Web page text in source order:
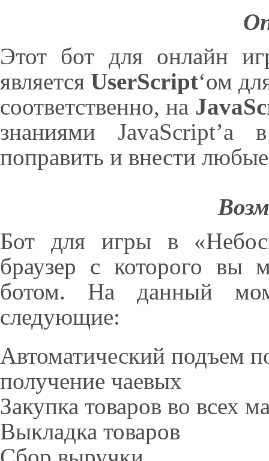
Этот бот для онлайн
является UserScript‘ом
соответственно, на
знаниями
поправить и внести
Бот для игры в
браузер с которого вы
ботом. На данный
следующие:
Автоматический подъем
получение чаевых
Закупка товаров во всех
Выкладка товаров